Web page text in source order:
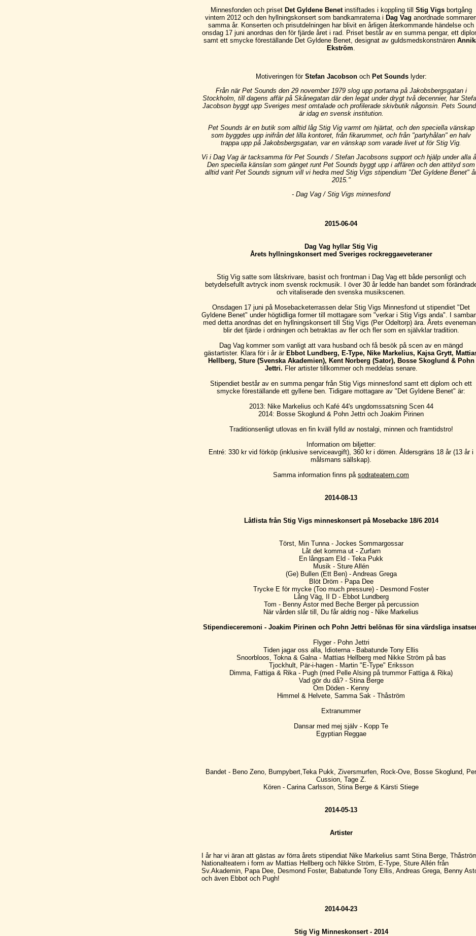
Minnesfonden och priset Det Gyldene Benetinstiftades i koppling till Stig Vigsbortgång
vintern 2012 och den hyllningskonsert som bandkamraterna i Dag Vag anordnade
samma år. Konserten och prisutdelningen har blivit en årligen återkommande händelse och
onsdag 17 juni anordnas den för fjärde året i rad. Priset består av en summa pengar, ett
samt ett smycke föreställande Det Gyldene Benet, designat av guldsmedskonstnären
Ekström.
Motiveringen för Stefan Jacobsonoch Pet Soundslyder:
Från när Pet Sounds den 29 november 1979 slog upp portarna på Jakobsbergsgatan i
Stockholm, till dagens affär på Skånegatan där den legat under drygt två decennier, har
Jacobson byggt upp Sveriges mest omtalade och profilerade skivbutik någonsin. Pets
är idag en svensk institution.
Pet Sounds är en butik som alltid låg Stig Vig varmt om hjärtat, och den speciella vänskap
som byggdes upp inifrån det lilla kontoret, från fikarummet, och från "partyhålan" en halv
trappa upp på Jakobsbergsgatan, var en vänskap som varade livet ut för Stig Vig.
Vi i Dag Vag är tacksamma för Pet Sounds / Stefan Jacobsons support och hjälp under alla
Den speciella känslan som gänget runt Pet Sounds byggt upp i affären och den attityd som
alltid varit Pet Sounds signum vill vi hedra med Stig Vigs stipendium "Det Gyldene Benet"
2015."
- Dag Vag / Stig Vigs minnesfond
2015-06-04
Dag Vag hyllar Stig Vig
Årets hyllningskonsert med Sveriges rockreggaeveteraner
Stig Vig satte som låtskrivare, basist och frontman i Dag Vag ett både personligt och
betydelsefullt avtryck inom svensk rockmusik. I över 30 år ledde han bandet som
och vitaliserade den svenska musikscenen.
Onsdagen 17 juni på Mosebacketerrassen delar Stig Vigs Minnesfond ut stipendiet "Det
Gyldene Benet" under högtidliga former till mottagare som "verkar i Stig Vigs anda". I
med detta anordnas det en hyllningskonsert till Stig Vigs (Per Odeltorp) ära. Årets
blir det fjärde i ordningen och betraktas av fler och fler som en självklar tradition.
Dag Vag kommer som vanligt att vara husband och få besök på scen av en mängd
gästartister. Klara för i år är Ebbot Lundberg, E-Type, Nike Markelius, Kajsa Grytt,
Hellberg, Sture (Svenska Akademien), Kent Norberg (Sator), Bosse Skoglund & Pohn
Jettri. Fler artister tillkommer och meddelas senare.
Stipendiet består av en summa pengar från Stig Vigs minnesfond samt ett diplom och ett
smycke föreställande ett gyllene ben. Tidigare mottagare av "Det Gyldene Benet" är:
2013: Nike Markelius och Kafé 44's ungdomssatsning Scen 44
2014: Bosse Skoglund & Pohn Jettri och Joakim Pirinen
Traditionsenligt utlovas en fin kväll fylld av nostalgi, minnen och framtidstro!
Information om biljetter:
Entré: 330 kr vid förköp (inklusive serviceavgift), 360 kr i dörren. Åldersgräns 18 år (13 år i
målsmans sällskap).
Samma information finns på sodrateatern.com
2014-08-13
Låtlista från Stig Vigs minneskonsert på Mosebacke 18/6 2014
Törst, Min Tunna - Jockes Sommargossar
Låt det komma ut - Zurfarn
En långsam Eld - Teka Pukk
Musik - Sture Allén
(Ge) Bullen (Ett Ben) - Andreas Grega
Blöt Dröm - Papa Dee
Trycke E för mycke (Too much pressure) - Desmond Foster
Lång Väg, II D - Ebbot Lundberg
Tom - Benny Astor med Beche Berger på percussion
När vården slår till, Du får aldrig nog - Nike Markelius
Stipendieceremoni - Joakim Pirinen och Pohn Jettri belönas för sina värdsliga
Flyger - Pohn Jettri
Tiden jagar oss alla, Idioterna - Babatunde Tony Ellis
Snoorbloos, Tokna & Galna - Mattias Hellberg med Nikke Ström på bas
Tjockhult, Pär-i-hagen - Martin "E-Type" Eriksson
Dimma, Fattiga & Rika - Pugh (med Pelle Alsing på trummor Fattiga & Rika)
Vad gör du då? - Stina Berge
Om Döden - Kenny
Himmel & Helvete, Samma Sak - Thåström
Extranummer
Dansar med mej själv - Kopp Te
Egyptian Reggae
Bandet - Beno Zeno, Bumpybert,Teka Pukk, Ziversmurfen, Rock-Ove, Bosse Skoglund, Per
Cussion, Tage Z.
Kören - Carina Carlsson, Stina Berge & Kärsti Stiege
2014-05-13
Artister
I år har vi äran att gästas av förra årets stipendiat Nike Markelius samt Stina Berge,
Nationalteatern i form av Mattias Hellberg och Nikke Ström, E-Type, Sture Allén från
Sv.Akademin, Papa Dee, Desmond Foster, Babatunde Tony Ellis, Andreas Grega, Benny
och även Ebbot och Pugh!
2014-04-23
Stig Vig Minneskonsert - 2014